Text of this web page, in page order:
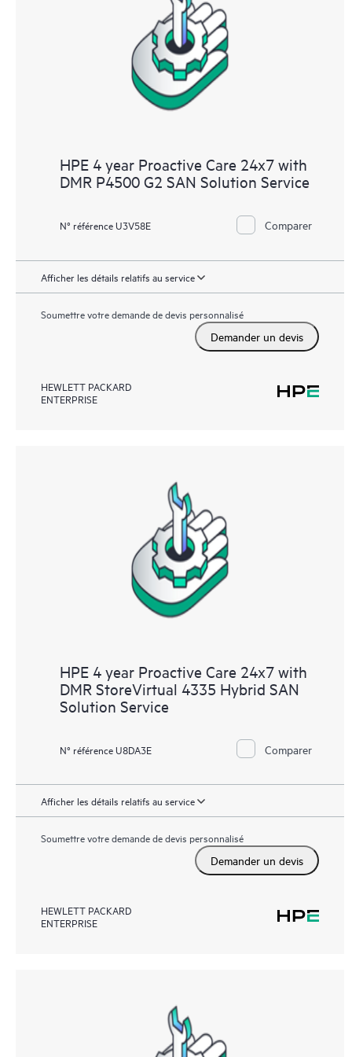
des microprogrammes pour les appareils pris en charge, et vous
fournit une liste de recommandations pour maintenir votre
infrastructure couverte par HPE Proactive Care aux niveaux de
versions recommandés. Vous recevrez régulièrement une
analyse proactive de vos appareils couverts par HPE Proactive
Care pour identifier et résoudre les problèmes de configuration.
et vous éviter de les reproduire.
HPE 4 year Proactive Care 24x7 with
DMR P4500 G2 SAN Solution Service
N° référence U3V58E Comparer
Afficher les détails relatifs au service
Soumettre votre demande de devis personnalisé
Demander un devis
HEWLETT PACKARD
ENTERPRISE
HPE 4 year Proactive Care 24x7 with
DMR StoreVirtual 4335 Hybrid SAN
Solution Service
N° référence U8DA3E Comparer
Afficher les détails relatifs au service
Soumettre votre demande de devis personnalisé
Demander un devis
HEWLETT PACKARD
ENTERPRISE